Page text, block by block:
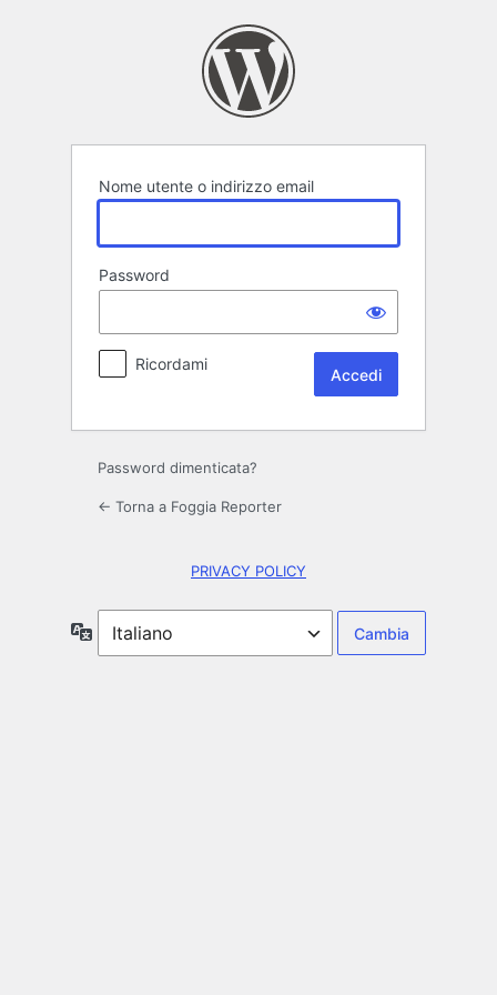
Nome utente o indirizzo email
Password
Ricordami
Password dimenticata?
← Torna a Foggia Reporter
PRIVACY POLICY
Lingua